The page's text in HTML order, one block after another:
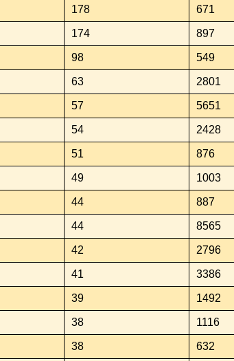
178 671
174 897
98 549
63 2801
57 5651
54 2428
51 876
49 1003
44 887
44 8565
42 2796
41 3386
39 1492
38 1116
38 632